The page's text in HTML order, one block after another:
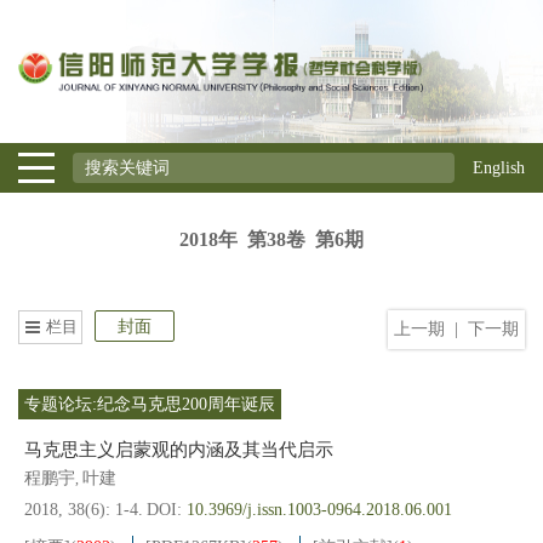
English
2018年 第38卷 第6期
上一期 下一期
栏目 封面
专题论坛:纪念马克思200周年诞辰
马克思主义启蒙观的内涵及其当代启示
程鹏宇, 叶建
2018, 38(6): 1-4. DOI: 10.3969/j.issn.1003-0964.2018.06.001